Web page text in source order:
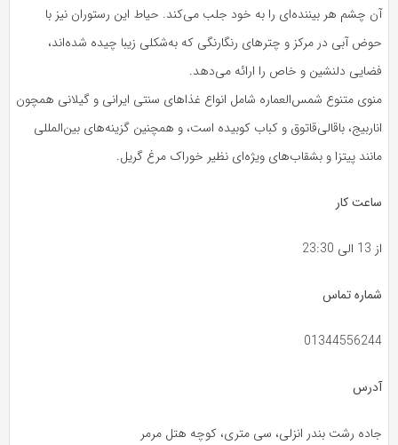
آن چشم هر بیننده‌ای را به خود جلب می‌کند. حیاط این رستوران نیز با
حوض آبی در مرکز و چترهای رنگارنگی که به‌شکلی زیبا چیده شده‌اند،
فضایی دلنشین و خاص را ارائه می‌دهد.
منوی متنوع شمس‌العماره شامل انواع غذاهای سنتی ایرانی و گیلانی همچون
اناربیج، باقالی‌قاتوق و کباب کوبیده است، و همچنین گزینه‌های بین‌المللی
مانند پیتزا و بشقاب‌های ویژه‌ای نظیر خوراک مرغ گریل.
ساعت کار
از 13 الی 23:30
شماره تماس
01344556244
آدرس
جاده رشت بندر انزلی، سی متری، کوچه هتل مرمر